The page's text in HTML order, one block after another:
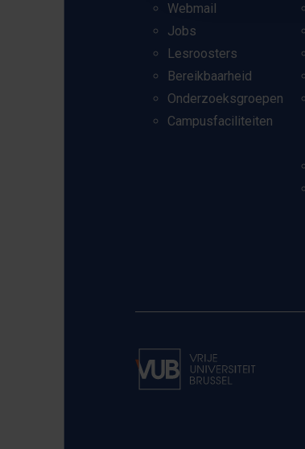
Webmail
Jobs
Lesroosters
Bereikbaarheid
Onderzoeksgroepen
Campusfaciliteiten